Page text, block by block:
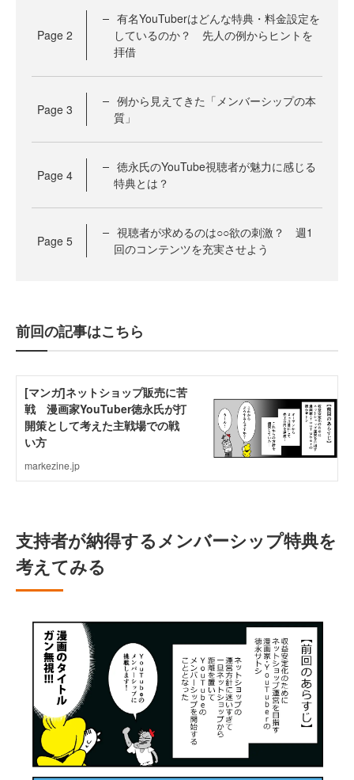
Page 2
有名YouTuberはどんな特典・料金設定を
しているのか？ 先人の例からヒントを
拝借
Page 3
例から見えてきた「メンバーシップの本
質」
Page 4
徳永氏のYouTube視聴者が魅力に感じる
特典とは？
Page 5
視聴者が求めるのは○○欲の刺激？ 週1
回のコンテンツを充実させよう
前回の記事はこちら
支持者が納得するメンバーシップ特典を
考えてみる